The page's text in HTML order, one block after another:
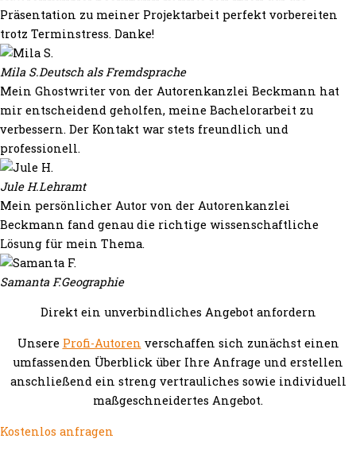
Präsentation zu meiner Projektarbeit perfekt vorbereiten
trotz Terminstress. Danke!
Mila S.Deutsch als Fremdsprache
Mein Ghostwriter von der Autorenkanzlei Beckmann hat
mir entscheidend geholfen, meine Bachelorarbeit zu
verbessern. Der Kontakt war stets freundlich und
professionell.
Jule H.Lehramt
Mein persönlicher Autor von der Autorenkanzlei
Beckmann fand genau die richtige wissenschaftliche
Lösung für mein Thema.
Samanta F.Geographie
Direkt ein unverbindliches Angebot anfordern
Unsere Profi-Autoren verschaffen sich zunächst einen
umfassenden Überblick über Ihre Anfrage und erstellen
anschließend ein streng vertrauliches sowie individuell
maßgeschneidertes Angebot.
Kostenlos anfragen